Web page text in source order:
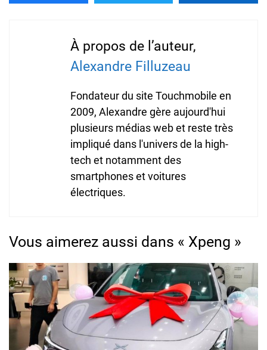
À propos de l’auteur,
Alexandre Filluzeau
Fondateur du site Touchmobile en
2009, Alexandre gère aujourd'hui
plusieurs médias web et reste très
impliqué dans l'univers de la high-
tech et notamment des
smartphones et voitures
électriques.
Vous aimerez aussi dans « Xpeng »